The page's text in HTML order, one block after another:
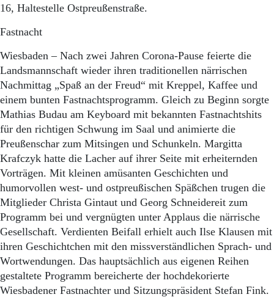
16, Haltestelle Ostpreußenstraße.
Fastnacht
Wiesbaden – Nach zwei Jahren Corona-Pause feierte die
Landsmannschaft wieder ihren traditionellen närrischen
Nachmittag „Spaß an der Freud“ mit Kreppel, Kaffee und
einem bunten Fastnachtsprogramm. Gleich zu Beginn sorgte
Mathias Budau am Keyboard mit bekannten Fastnachtshits
für den richtigen Schwung im Saal und animierte die
Preußenschar zum Mitsingen und Schunkeln. Margitta
Krafczyk hatte die Lacher auf ihrer Seite mit erheiternden
Vorträgen. Mit kleinen amüsanten Geschichten und
humorvollen west- und ostpreußischen Späßchen trugen die
Mitglieder Christa Gintaut und Georg Schneidereit zum
Programm bei und vergnügten unter Applaus die närrische
Gesellschaft. Verdienten Beifall erhielt auch Ilse Klausen mit
ihren Geschichtchen mit den missverständlichen Sprach- und
Wortwendungen. Das hauptsächlich aus eigenen Reihen
gestaltete Programm bereicherte der hochdekorierte
Wiesbadener Fastnachter und Sitzungspräsident Stefan Fink.